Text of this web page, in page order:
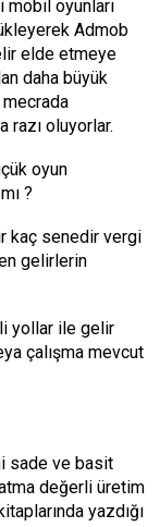
mobil oyunları
Admob
elde etmeye
daha büyük
mecrada
razı oluyorlar.
oyun
?
kaç senedir vergi
gelirlerin
yollar ile gelir
çalışma mevcut
sade ve basit
değerli üretim
yazdığı